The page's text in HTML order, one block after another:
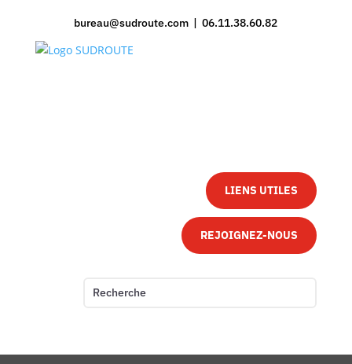
bureau@sudroute.com | 06.11.38.60.82
LIENS UTILES
REJOIGNEZ-NOUS